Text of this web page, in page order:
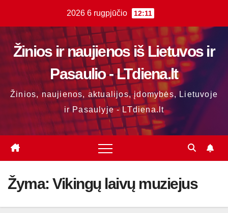
content
2026 6 rugpjūčio 12:11
Žinios ir naujienos iš Lietuvos ir
Pasaulio - LTdiena.lt
Žinios, naujienos, aktualijos, įdomybės, Lietuvoje
ir Pasaulyje - LTdiena.lt
Žyma: Vikingų laivų muziejus